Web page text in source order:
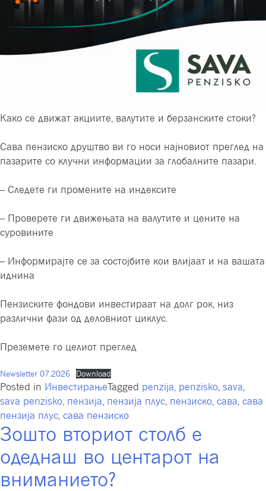
Како се движат акциите, валутите и берзанските стоки?
Сава пензиско друштво ви го носи најновиот преглед на
пазарите со клучни информации за глобалните пазари.
– Следете ги промените на индексите
– Проверете ги движењата на валутите и цените на
суровините
– Информирајте се за состојбите кои влијаат и на вашата
иднина
Пензиските фондови инвестираат на долг рок, низ
различни фази од деловниот циклус.
Преземете го целиот преглед
Newsletter 07.2026 Download
Posted in ИнвестирањеTagged penzija penzisko sava
sava penzisko пензија пензија плус пензиско сава сава
пензија плус сава пензиско
Зошто вториот столб е
одеднаш во центарот на
вниманието?